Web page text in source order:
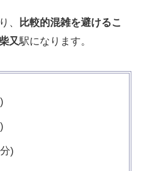
、
比較的混雑を避けるこ
又駅になります。
)